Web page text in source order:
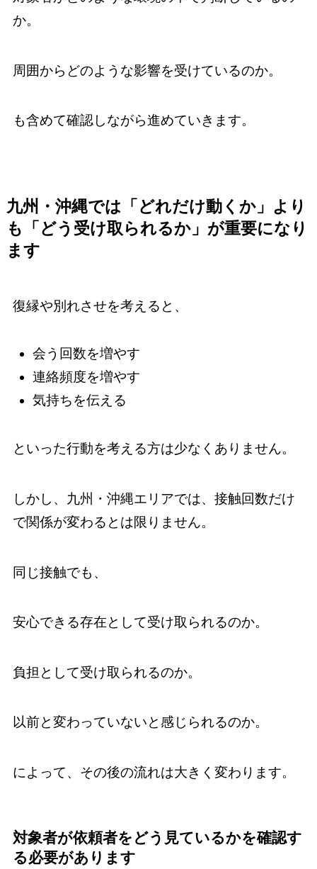
か。
周囲からどのような影響を受けているのか。
も含めて確認しながら進めていきます。
九州・沖縄では「どれだけ動くか」より
も「どう受け取られるか」が重要になり
ます
復縁や別れさせを考えると、
会う回数を増やす
連絡頻度を増やす
気持ちを伝える
といった行動を考える方は少なくありません。
しかし、九州・沖縄エリアでは、接触回数だけ
で関係が変わるとは限りません。
同じ接触でも、
安心できる存在として受け取られるのか。
負担として受け取られるのか。
以前と変わっていないと感じられるのか。
によって、その後の流れは大きく変わります。
対象者が依頼者をどう見ているかを確認す
る必要があります